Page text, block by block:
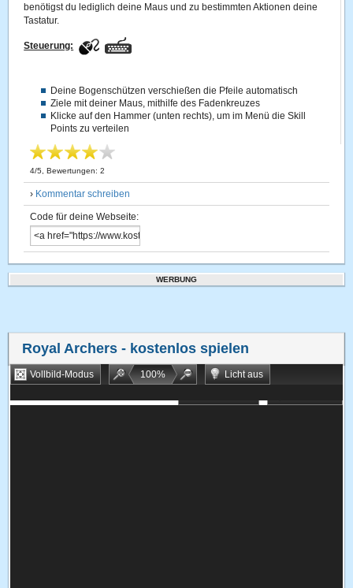
benötigst du lediglich deine Maus und zu bestimmten Aktionen deine
Tastatur.
Steuerung:
Deine Bogenschützen verschießen die Pfeile automatisch
Ziele mit deiner Maus, mithilfe des Fadenkreuzes
Klicke auf den Hammer (unten rechts), um im Menü die Skill
Points zu verteilen
4/5 , Bewertungen:2
› Kommentar schreiben
Code für deine Webseite:
WERBUNG
Royal Archers - kostenlos spielen
Vollbild-Modus 100%
Licht aus